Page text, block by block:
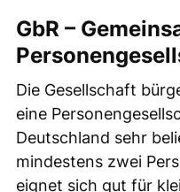
GbR –
Die Gesellschaft
eine
Deutschland sehr
mindestens zwei
eignet sich gut für